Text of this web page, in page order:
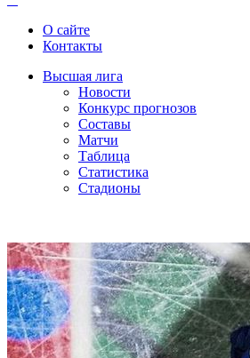
О сайте
Контакты
Высшая лига
Новости
Конкурс прогнозов
Составы
Матчи
Таблица
Статистика
Стадионы